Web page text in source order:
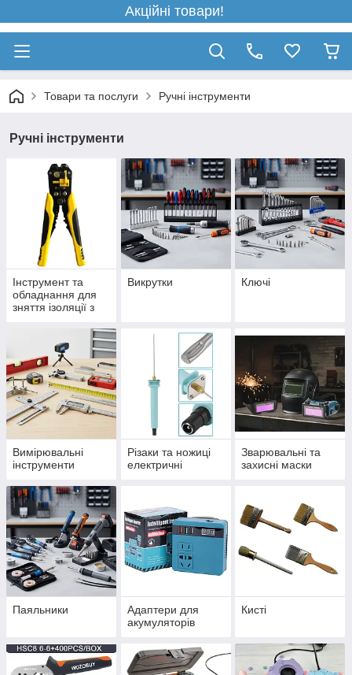
Акційні товари!
Товари та послуги Ручні інструменти
Ручні інструменти
Інструмент та
обладнання для
зняття ізоляції з
Викрутки Ключі
Вимірювальні
інструменти
Різаки та ножиці
електричні
Зварювальні та
захисні маски
Паяльники
Адаптери для
акумуляторів
Кисті